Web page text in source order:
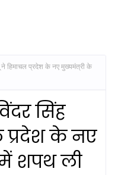
हिमाचल प्रदेश के नए मुख्यमंत्री के
सिंह
के नए
शपथ ली